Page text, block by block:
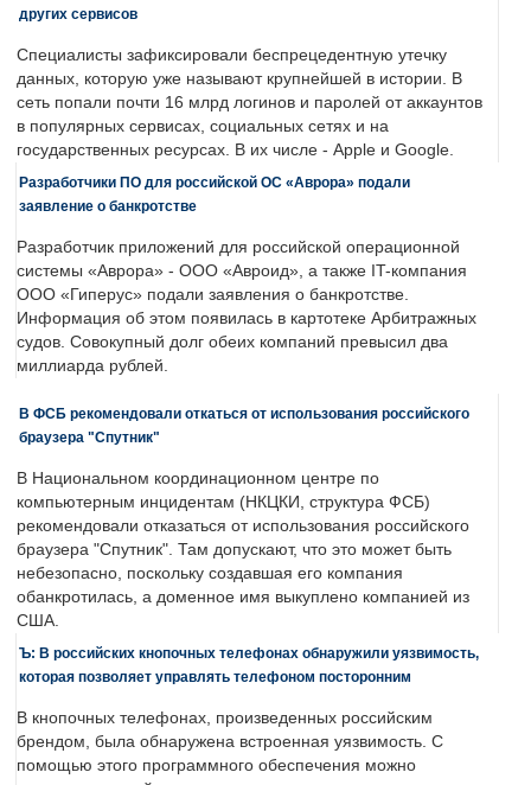
других сервисов
Специалисты зафиксировали беспрецедентную утечку
данных, которую уже называют крупнейшей в истории. В
сеть попали почти 16 млрд логинов и паролей от аккаунтов
в популярных сервисах, социальных сетях и на
государственных ресурсах. В их числе - Apple и Google.
Разработчики ПО для российской ОС «Аврора» подали
заявление о банкротстве
Разработчик приложений для российской операционной
системы «Аврора» - ООО «Авроид», а также IT-компания
ООО «Гиперус» подали заявления о банкротстве.
Информация об этом появилась в картотеке Арбитражных
судов. Совокупный долг обеих компаний превысил два
миллиарда рублей.
В ФСБ рекомендовали откаться от использования российского
браузера "Спутник"
В Национальном координационном центре по
компьютерным инцидентам (НКЦКИ, структура ФСБ)
рекомендовали отказаться от использования российского
браузера "Спутник". Там допускают, что это может быть
небезопасно, поскольку создавшая его компания
обанкротилась, а доменное имя выкуплено компанией из
США.
Ъ: В российских кнопочных телефонах обнаружили уязвимость,
которая позволяет управлять телефоном посторонним
В кнопочных телефонах, произведенных российским
брендом, была обнаружена встроенная уязвимость. С
помощью этого программного обеспечения можно